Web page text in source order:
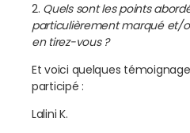
2. Quels sont les points
particulièrement marqué et/
en tirez-vous ?
Et voici quelques
participé :
Lalini K.